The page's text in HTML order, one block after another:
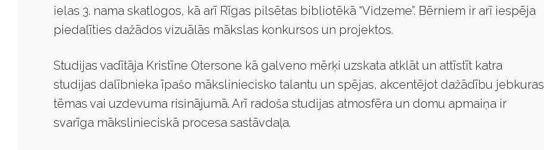
ielas 3. nama skatlogos, kā arī Rīgas pilsētas bibliotēkā “Vidzeme”. Bērniem ir arī iespēja
piedalīties dažādos vizuālās mākslas konkursos un projektos.
Studijas vadītāja Kristīne Otersone kā galveno mērķi uzskata atklāt un attīstīt katra
studijas dalībnieka īpašo māksliniecisko talantu un spējas, akcentējot dažādību jebkuras
tēmas vai uzdevuma risinājumā. Arī radoša studijas atmosfēra un domu apmaiņa ir
svarīga mākslinieciskā procesa sastāvdaļa.